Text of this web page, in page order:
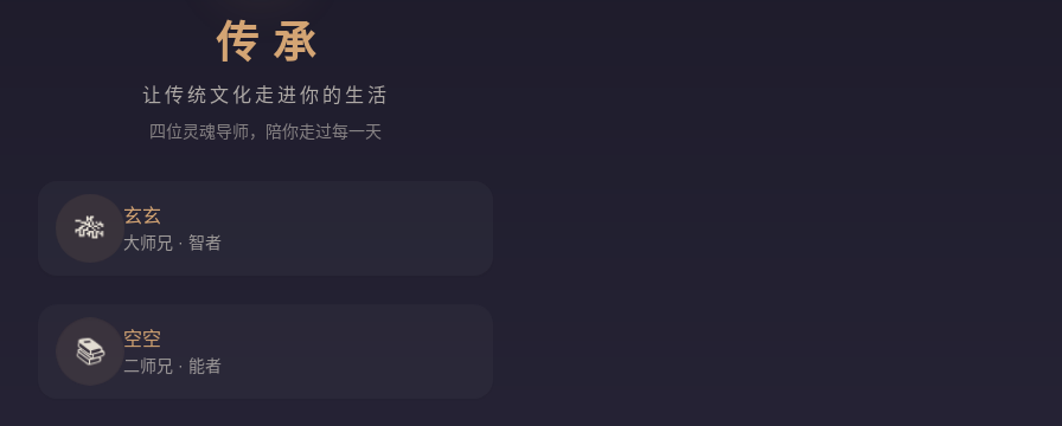
传承
让传统文化走进你的生活
四位灵魂导师，陪你走过每一天
🎋 玄玄
大师兄 · 智者
📚 空空
二师兄 · 能者